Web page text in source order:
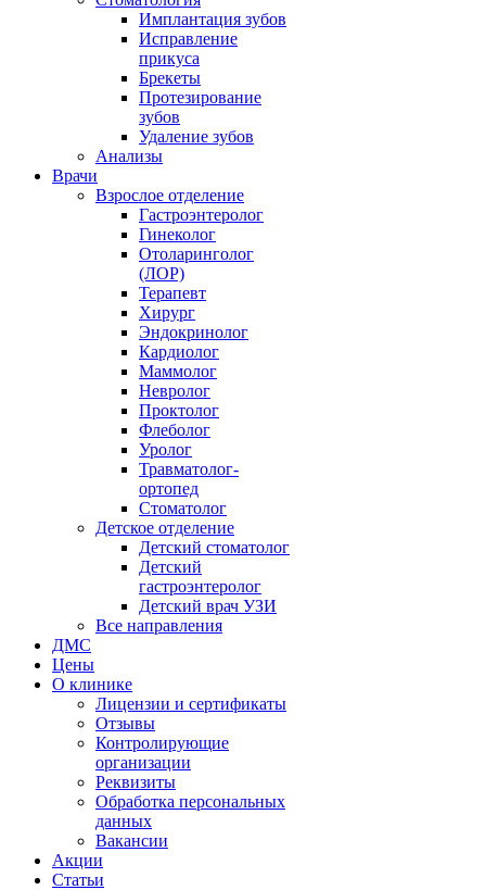
Имплантация зубов
Исправление
прикуса
Брекеты
Протезирование
зубов
Удаление зубов
Анализы
Врачи
Взрослое отделение
Гастроэнтеролог
Гинеколог
Отоларинголог
(ЛОР)
Терапевт
Хирург
Эндокринолог
Кардиолог
Маммолог
Невролог
Проктолог
Флеболог
Уролог
Травматолог-
ортопед
Стоматолог
Детское отделение
Детский стоматолог
Детский
гастроэнтеролог
Детский врач УЗИ
Все направления
ДМС
Цены
О клинике
Лицензии и сертификаты
Отзывы
Контролирующие
организации
Реквизиты
Обработка персональных
данных
Вакансии
Акции
Статьи